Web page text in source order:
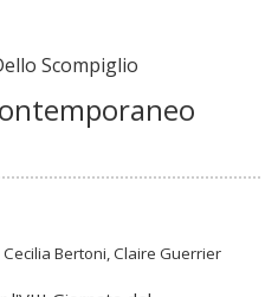
Scompiglio
Bertoni, Claire Guerrier